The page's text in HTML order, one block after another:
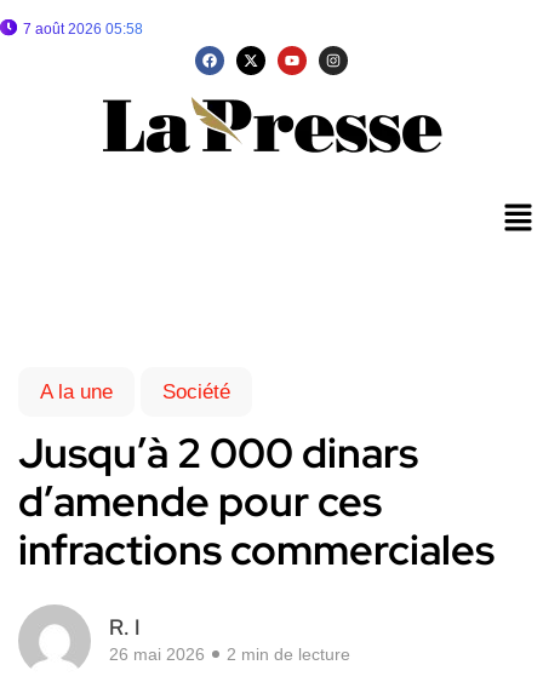
7 août 2026 05:58
A la une Société
Jusqu’à 2 000 dinars
d’amende pour ces
infractions commerciales
R. I
26 mai 2026 2 min de lecture